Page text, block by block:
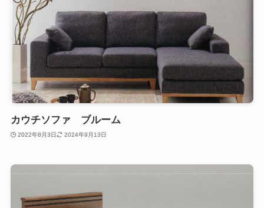
カウチソファ ブルーム
2022年8月3日 2024年9月13日